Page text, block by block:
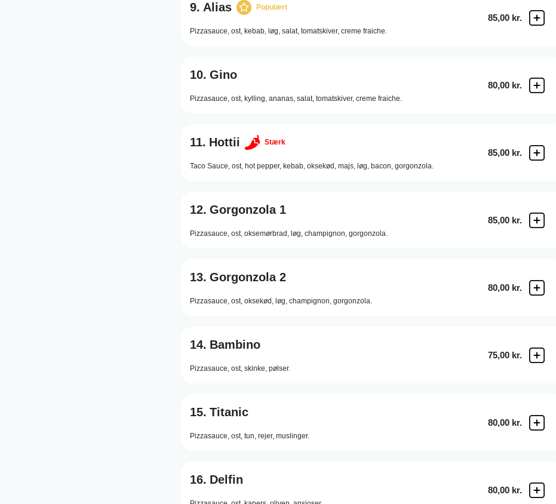
9. Alias Populært
Pizzasauce, ost, kebab, løg, salat, tomatskiver, creme fraiche.
85,00 kr.
10. Gino
Pizzasauce, ost, kylling, ananas, salat, tomatskiver, creme fraiche.
80,00 kr.
11. Hottii Stærk
Taco Sauce, ost, hot pepper, kebab, oksekød, majs, løg, bacon, gorgonzola.
85,00 kr.
12. Gorgonzola 1
Pizzasauce, ost, oksemørbrad, løg, champignon, gorgonzola.
85,00 kr.
13. Gorgonzola 2
Pizzasauce, ost, oksekød, løg, champignon, gorgonzola.
80,00 kr.
14. Bambino
Pizzasauce, ost, skinke, pølser.
75,00 kr.
15. Titanic
Pizzasauce, ost, tun, rejer, muslinger.
80,00 kr.
16. Delfin
80,00 kr.